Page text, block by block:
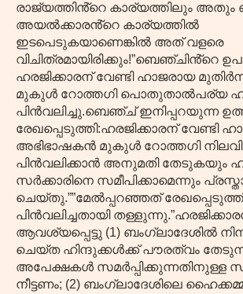
രാജ്യത്തിൻ്റെ കാര്യത്തിലും അതും
അയൽക്കാരൻ്റെ കാര്യത്തിൽ
ഇടപെടുകയാണെങ്കിൽ അത് വളരെ
വിചിത്രമായിരിക്കും!”ബെഞ്ചിൻ്റെ
ഹരജിക്കാരന് വേണ്ടി ഹാജരായ
മുകുൾ റോത്തഗി പൊതുതാൽപര്യ
പിൻവലിച്ചു.ബെഞ്ച് ഇനിപ്പറയുന്ന
രേഖപ്പെടുത്തി:ഹരജിക്കാരന് വേണ്ടി
അഭിഭാഷകൻ മുകുൾ റോത്തഗി
പിൻവലിക്കാൻ അനുമതി തേടുകയും
സർക്കാരിനെ സമീപിക്കാമെന്നും
ചെയ്തു.””മേൽപ്പറഞ്ഞത് രേഖപ്പെടുത്തി,
പിൻവലിച്ചതായി
ആവശ്യപ്പെട്ടു (1) ബംഗ്ലാദേശിൽ
ചെയ്ത ഹിന്ദുക്കൾക്ക് പൗരത്വം
അപേക്ഷകൾ സമർപ്പിക്കുന്നതിനുള്ള
നീട്ടണം; (2) ബംഗ്ലാദേശിലെ